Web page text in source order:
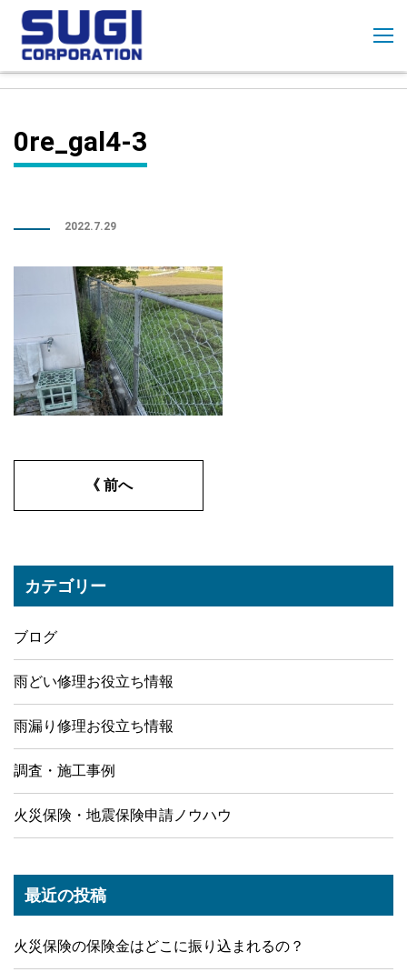
ン
0re_gal4-3
2022.7.29
《 前へ
カテゴリー
ブログ
雨どい修理お役立ち情報
雨漏り修理お役立ち情報
調査・施工事例
火災保険・地震保険申請ノウハウ
最近の投稿
火災保険の保険金はどこに振り込まれるの？